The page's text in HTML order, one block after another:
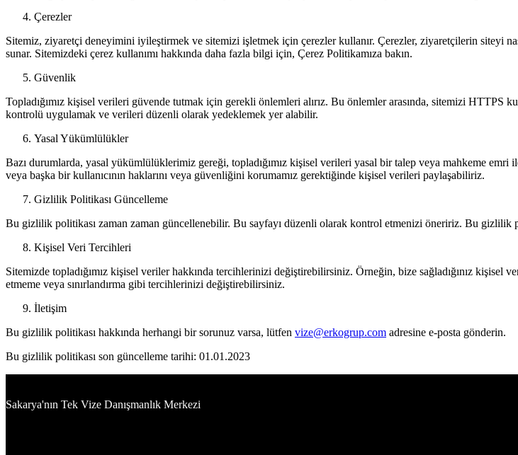
Çerezler
Sitemiz, ziyaretçi deneyimini iyileştirmek ve sitemizi işletmek için çerezler kullanır. Çerezler, ziyaretçilerin siteyi
sunar. Sitemizdeki çerez kullanımı hakkında daha fazla bilgi için, Çerez Politikamıza bakın.
Güvenlik
Topladığımız kişisel verileri güvende tutmak için gerekli önlemleri alırız. Bu önlemler arasında, sitemizi HTTPS
kontrolü uygulamak ve verileri düzenli olarak yedeklemek yer alabilir.
Yasal Yükümlülükler
Bazı durumlarda, yasal yükümlülüklerimiz gereği, topladığımız kişisel verileri yasal bir talep veya mahkeme emri
veya başka bir kullanıcının haklarını veya güvenliğini korumamız gerektiğinde kişisel verileri paylaşabiliriz.
Gizlilik Politikası Güncelleme
Bu gizlilik politikası zaman zaman güncellenebilir. Bu sayfayı düzenli olarak kontrol etmenizi öneririz. Bu gizlilik
Kişisel Veri Tercihleri
Sitemizde topladığımız kişisel veriler hakkında tercihlerinizi değiştirebilirsiniz. Örneğin, bize sağladığınız
etmeme veya sınırlandırma gibi tercihlerinizi değiştirebilirsiniz.
İletişim
Bu gizlilik politikası hakkında herhangi bir sorunuz varsa, lütfen vize@erkogrup.com adresine e-posta gönderin.
Bu gizlilik politikası son güncelleme tarihi: 01.01.2023
Sakarya'nın Tek Vize Danışmanlık Merkezi